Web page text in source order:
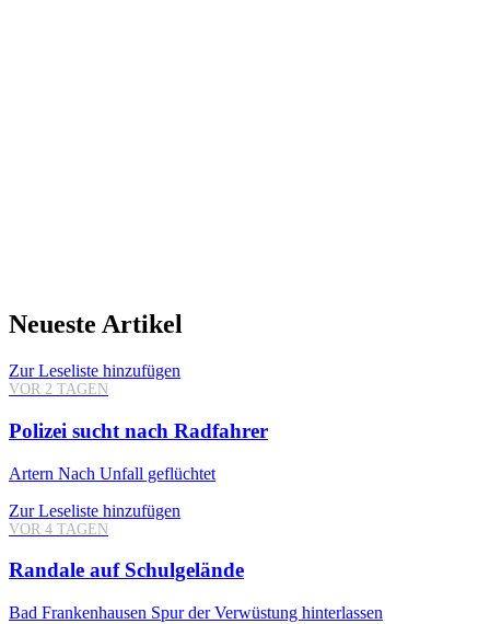
Neueste Artikel
Zur Leseliste hinzufügen
VOR 2 TAGEN
Polizei sucht nach Radfahrer
Artern Nach Unfall geflüchtet
Zur Leseliste hinzufügen
VOR 4 TAGEN
Randale auf Schulgelände
Bad Frankenhausen Spur der Verwüstung hinterlassen